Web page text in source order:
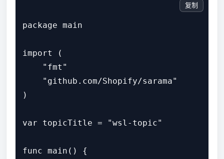
package main
import (
    "fmt"
    "github.com/Shopify/sarama"
)
var topicTitle = "wsl-topic"
func main() {
复制